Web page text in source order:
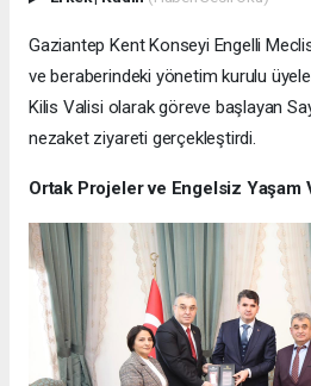
Gaziantep Kent Konseyi Engelli
ve beraberindeki yönetim kurulu
Kilis Valisi olarak göreve başlayan
nezaket ziyareti gerçekleştirdi.
Ortak Projeler ve Engelsiz Yaşam